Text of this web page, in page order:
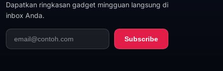
Dapatkan ringkasan gadget mingguan langsung di
inbox Anda.
Subscribe